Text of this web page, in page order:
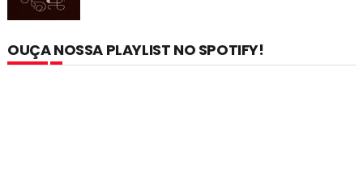
OUÇA NOSSA PLAYLIST NO SPOTIFY!